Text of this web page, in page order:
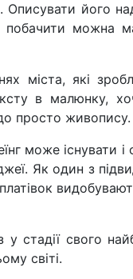
Описувати його
можна
міста, які
в малюнку,
просто живопису.
може існувати
Як один з
стадії свого
світі.